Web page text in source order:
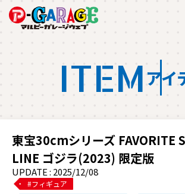
ITEM アイ
東宝30cmシリーズ FAVORITE
LINE ゴジラ(2023) 限定版
UPDATE : 2025/12/08
フィギュア